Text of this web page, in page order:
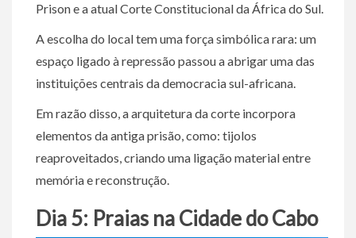
Prison e a atual Corte Constitucional da África do Sul.
A escolha do local tem uma força simbólica rara: um
espaço ligado à repressão passou a abrigar uma das
instituições centrais da democracia sul-africana.
Em razão disso, a arquitetura da corte incorpora
elementos da antiga prisão, como: tijolos
reaproveitados, criando uma ligação material entre
memória e reconstrução.
Dia 5: Praias na Cidade do Cabo